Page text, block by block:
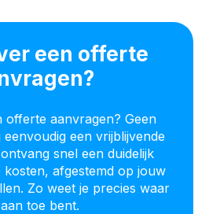
een offerte
offerte aanvragen? Geen
een vrijblijvende
snel een duidelijk
afgestemd op jouw
Zo weet je precies waar
toe bent.